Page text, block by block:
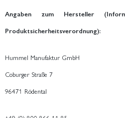
Angaben zum Hersteller
Produktsicherheitsverordnung):
Hummel Manufaktur GmbH
Coburger Straße 7
96471 Rödental